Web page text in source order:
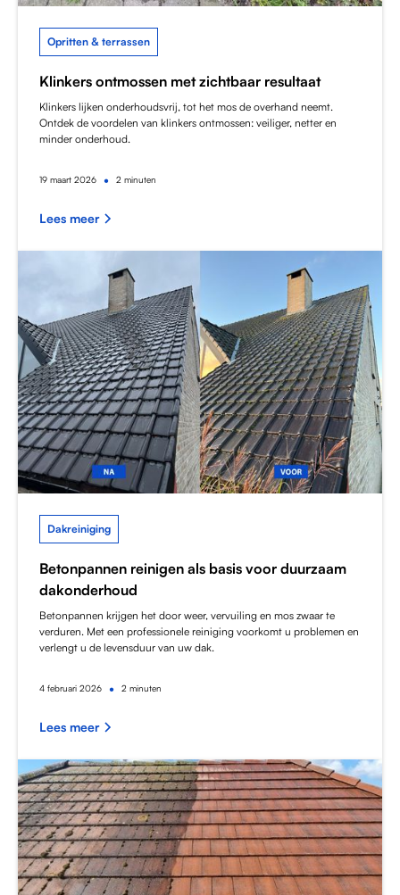
Opritten & terrassen
Klinkers ontmossen met zichtbaar resultaat
Klinkers lijken onderhoudsvrij, tot het mos de overhand neemt.
Ontdek de voordelen van klinkers ontmossen: veiliger, netter en
minder onderhoud.
19 maart 2026 • 2 minuten
Lees meer
Dakreiniging
Betonpannen reinigen als basis voor duurzaam
dakonderhoud
Betonpannen krijgen het door weer, vervuiling en mos zwaar te
verduren. Met een professionele reiniging voorkomt u problemen en
verlengt u de levensduur van uw dak.
4 februari 2026 • 2 minuten
Lees meer